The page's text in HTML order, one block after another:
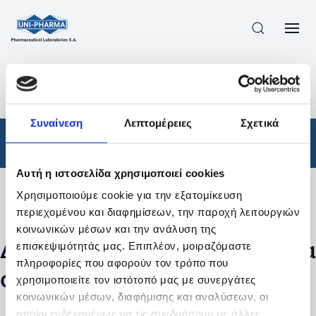
Συναίνεση Λεπτομέρειες Σχετικά
Αυτή η ιστοσελίδα χρησιμοποιεί cookies
Χρησιμοποιούμε cookie για την εξατομίκευση
περιεχομένου και διαφημίσεων, την παροχή λειτουργιών
κοινωνικών μέσων και την ανάλυση της
επισκεψιμότητάς μας. Επιπλέον, μοιραζόμαστε
πληροφορίες που αφορούν τον τρόπο που
χρησιμοποιείτε τον ιστότοπό μας με συνεργάτες
κοινωνικών μέσων, διαφήμισης και αναλύσεων, οι
οποίοι ενδεχομένως να τις συνδυάσουν με άλλες
ΠΡΟΪΟΝΤΑ ΣΥΝΤΑΓΟΓΡΑΦΟΎΜΕΝΑ
/
ΑΠΟΤΕΛΕΣΜΑΤΑ ΑΝΑΖΗΤΗΣΗΣ
Φάρμακα / Συνταγογραφούμενα
Φίλτρα
Δεν βρέθηκαν προϊόντα με τα
συγκεκριμένα φίλτρα